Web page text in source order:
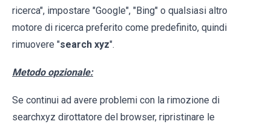
ricerca", impostare "Google", "Bing" o qualsiasi altro
motore di ricerca preferito come predefinito, quindi
rimuovere "search xyz".
Metodo opzionale:
Se continui ad avere problemi con la rimozione di
searchxyz dirottatore del browser, ripristinare le